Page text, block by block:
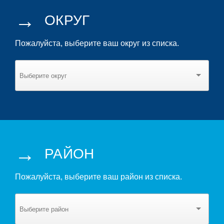
→ ОКРУГ
Пожалуйста, выберите ваш округ из списка.
→ РАЙОН
Пожалуйста, выберите ваш район из списка.